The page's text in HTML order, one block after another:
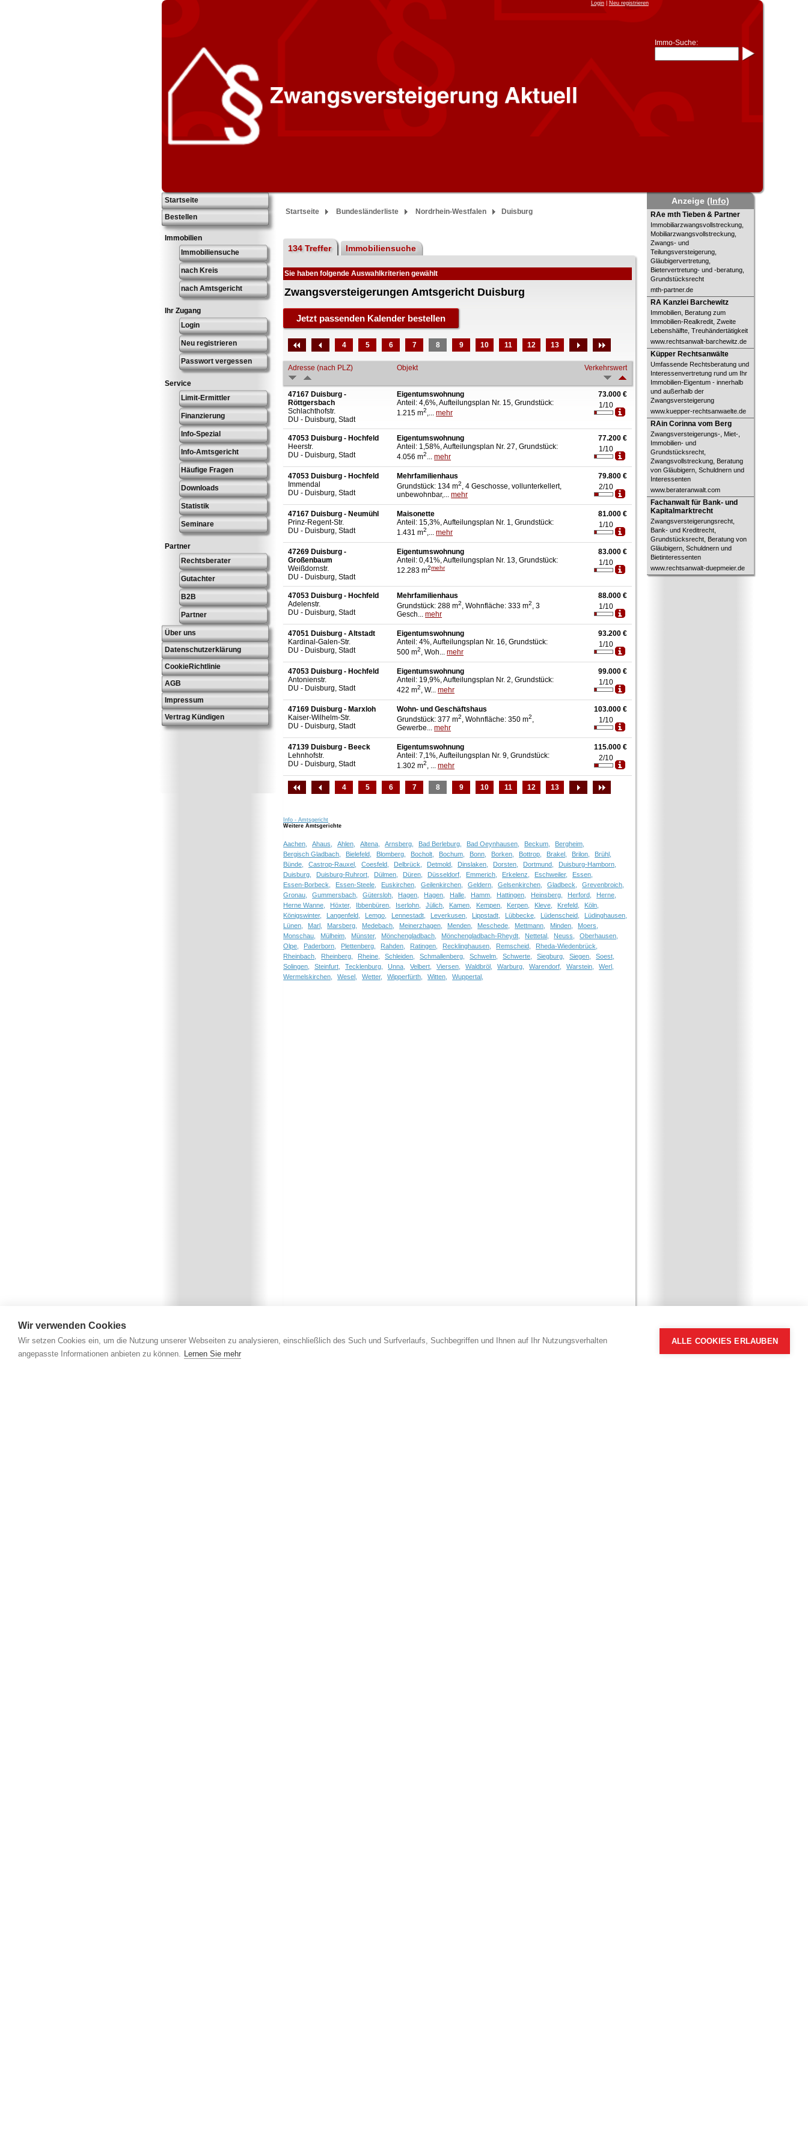
Wir verwenden Cookies
Wir setzen Cookies ein, um die Nutzung unserer Webseiten zu analysieren, einschließlich des Such und Surfverlaufs, Suchbegriffen und Ihnen auf Ihr Nutzungsverhalten
angepasste Informationen anbieten zu können. Lernen Sie mehr
ALLE COOKIES ERLAUBEN
Login| Neu registrieren
Immo-Suche:
nach Amtsgericht
Startseite
Bestellen
Immobilien
Immobiliensuche
nach Kreis
nach Amtsgericht
Ihr Zugang
Login
Neu registrieren
Passwort vergessen
Service
Limit-Ermittler
Finanzierung
Info-Spezial
Info-Amtsgericht
Häufige Fragen
Downloads
Statistik
Seminare
Partner
Rechtsberater
Gutachter
B2B
Partner
Über uns
Datenschutzerklärung
CookieRichtlinie
AGB
Impressum
Vertrag Kündigen
Startseite Bundesländerliste Nordrhein-Westfalen Duisburg
134 Treffer Immobiliensuche
Sie haben folgende Auswahlkriterien gewählt
Zwangsversteigerungen Amtsgericht Duisburg
4 5 6 7 8 9 10 11 12 13
Adresse (nach PLZ) Objekt Verkehrswert
47167 Duisburg -
Röttgersbach
Schlachthofstr.
DU - Duisburg, Stadt
Eigentumswohnung
Anteil: 4,6%, Aufteilungsplan Nr. 15, Grundstück:
1.215 m2,...mehr
73.000 €
1/10
47053 Duisburg - Hochfeld
Heerstr.
DU - Duisburg, Stadt
Eigentumswohnung
Anteil: 1,58%, Aufteilungsplan Nr. 27, Grundstück:
4.056 m2...mehr
77.200 €
1/10
47053 Duisburg - Hochfeld
Immendal
DU - Duisburg, Stadt
Mehrfamilienhaus
Grundstück: 134 m2, 4 Geschosse, vollunterkellert,
unbewohnbar,...mehr
79.800 €
2/10
47167 Duisburg - Neumühl
Prinz-Regent-Str.
DU - Duisburg, Stadt
Maisonette
Anteil: 15,3%, Aufteilungsplan Nr. 1, Grundstück:
1.431 m2,...mehr
81.000 €
1/10
47269 Duisburg -
Großenbaum
Weißdornstr.
DU - Duisburg, Stadt
Eigentumswohnung
Anteil: 0,41%, Aufteilungsplan Nr. 13, Grundstück:
12.283 m2mehr
83.000 €
1/10
47053 Duisburg - Hochfeld
Adelenstr.
DU - Duisburg, Stadt
Mehrfamilienhaus
Grundstück: 288 m2, Wohnfläche: 333 m2, 3
Gesch...mehr
88.000 €
1/10
47051 Duisburg - Altstadt
Kardinal-Galen-Str.
DU - Duisburg, Stadt
Eigentumswohnung
Anteil: 4%, Aufteilungsplan Nr. 16, Grundstück:
500 m2, Woh...mehr
93.200 €
1/10
47053 Duisburg - Hochfeld
Antonienstr.
DU - Duisburg, Stadt
Eigentumswohnung
Anteil: 19,9%, Aufteilungsplan Nr. 2, Grundstück:
422 m2, W...mehr
99.000 €
1/10
47169 Duisburg - Marxloh
Kaiser-Wilhelm-Str.
DU - Duisburg, Stadt
Wohn- und Geschäftshaus
Grundstück: 377 m2, Wohnfläche: 350 m2,
Gewerbe...mehr
103.000 €
1/10
47139 Duisburg - Beeck
Lehnhofstr.
DU - Duisburg, Stadt
Eigentumswohnung
Anteil: 7,1%, Aufteilungsplan Nr. 9, Grundstück:
1.302 m2, ...mehr
115.000 €
2/10
4 5 6 7 8 9 10 11 12 13
Info - Amtsgericht
Weitere Amtsgerichte
Aachen, Ahaus, Ahlen, Altena, Arnsberg, Bad Berleburg, Bad Oeynhausen, Beckum,
Bergheim,
Bergisch Gladbach,
Bielefeld, Blomberg, Bocholt, Bochum, Bonn, Borken, Bottrop, Brakel, Brilon,
Brühl,
Bünde,
Castrop-Rauxel, Coesfeld, Delbrück, Detmold, Dinslaken, Dorsten, Dortmund,
Duisburg-Hamborn,
Duisburg,
Duisburg-Ruhrort, Dülmen, Düren, Düsseldorf, Emmerich, Erkelenz, Eschweiler,
Essen,
Essen-Borbeck,
Essen-Steele, Euskirchen, Geilenkirchen, Geldern, Gelsenkirchen, Gladbeck,
Grevenbroich,
Gronau,
Gummersbach, Gütersloh, Hagen, Hagen, Halle, Hamm, Hattingen, Heinsberg, Herford,
Herne,
Herne Wanne,
Höxter, Ibbenbüren, Iserlohn, Jülich, Kamen, Kempen, Kerpen, Kleve, Krefeld,
Köln,
Königswinter,
Langenfeld, Lemgo, Lennestadt, Leverkusen, Lippstadt, Lübbecke, Lüdenscheid,
Lüdinghausen,
Lünen,
Marl, Marsberg, Medebach, Meinerzhagen, Menden, Meschede, Mettmann, Minden,
Moers,
Monschau,
Mülheim, Münster, Mönchengladbach, Mönchengladbach-Rheydt, Nettetal, Neuss,
Oberhausen,
Olpe,
Paderborn, Plettenberg, Rahden, Ratingen, Recklinghausen, Remscheid,
Rheda-Wiedenbrück,
Rheinbach,
Rheinberg, Rheine, Schleiden, Schmallenberg, Schwelm, Schwerte, Siegburg, Siegen,
Soest,
Solingen,
Steinfurt, Tecklenburg, Unna, Velbert, Viersen, Waldbröl, Warburg, Warendorf, Warstein,
Werl,
Wermelskirchen,
Wesel, Wetter, Wipperfürth, Witten, Wuppertal,
Anzeige(Info)
RAe mth Tieben & Partner
RAe mth Tieben & Partner
Immobiliarzwangsvollstreckung,
Mobiliarzwangsvollstreckung,
Zwangs- und
Teilungsversteigerung,
Gläubigervertretung,
Bietervertretung- und -beratung,
Grundstücksrecht
mth-partner.de
RA Kanzlei Barchewitz
RA Kanzlei Barchewitz
Immobilien, Beratung zum
Immobilien-Realkredit, Zweite
Lebenshälfte, Treuhändertätigkeit
www.rechtsanwalt-barchewitz.de
Küpper Rechtsanwälte
Küpper Rechtsanwälte
Umfassende Rechtsberatung und
Interessenvertretung rund um Ihr
Immobilien-Eigentum - innerhalb
und außerhalb der
Zwangsversteigerung
www.kuepper-rechtsanwaelte.de
RAin Corinna vom Berg
RAin Corinna vom Berg
Zwangsversteigerungs-, Miet-,
Immobilien- und
Grundstücksrecht,
Zwangsvollstreckung, Beratung
von Gläubigern, Schuldnern und
Interessenten
www.berateranwalt.com
Fachanwalt für Bank- und
Kapitalmarktrecht
Fachanwalt für Bank- und
Kapitalmarktrecht
Zwangsversteigerungsrecht,
Bank- und Kreditrecht,
Grundstücksrecht, Beratung von
Gläubigern, Schuldnern und
Bietinteressenten
www.rechtsanwalt-duepmeier.de